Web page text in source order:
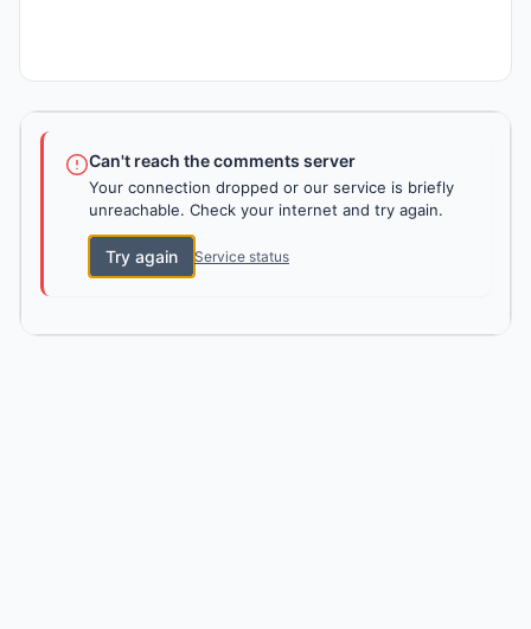
Can't reach the comments server
Your connection dropped or our service is briefly
unreachable. Check your internet and try again.
Try again Service status